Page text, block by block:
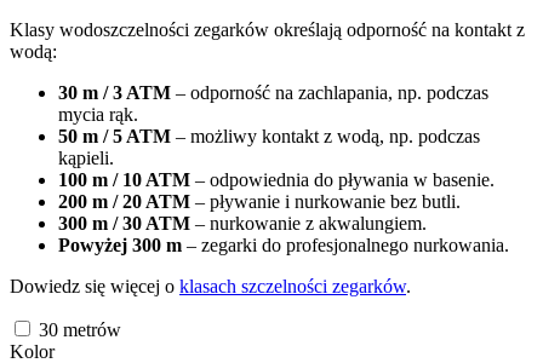
Klasy wodoszczelności zegarków określają odporność na kontakt z
wodą:
30 m / 3 ATM – odporność na zachlapania, np. podczas
mycia rąk.
50 m / 5 ATM – możliwy kontakt z wodą, np. podczas
kąpieli.
100 m / 10 ATM – odpowiednia do pływania w basenie.
200 m / 20 ATM – pływanie i nurkowanie bez butli.
300 m / 30 ATM – nurkowanie z akwalungiem.
Powyżej 300 m – zegarki do profesjonalnego nurkowania.
Dowiedz się więcej o klasach szczelności zegarków.
30 metrów
Kolor